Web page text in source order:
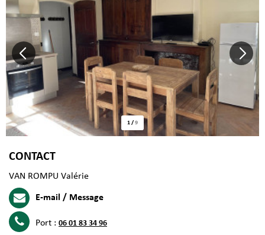
1/9
CONTACT
VAN ROMPU Valérie
E-mail / Message
Port : 06 01 83 34 96